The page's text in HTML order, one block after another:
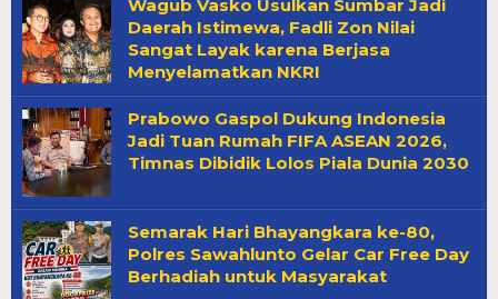
Wagub Vasko Usulkan Sumbar Jadi
Daerah Istimewa, Fadli Zon Nilai
Sangat Layak karena Berjasa
Menyelamatkan NKRI
Prabowo Gaspol Dukung Indonesia
Jadi Tuan Rumah FIFA ASEAN 2026,
Timnas Dibidik Lolos Piala Dunia 2030
Semarak Hari Bhayangkara ke-80,
Polres Sawahlunto Gelar Car Free Day
Berhadiah untuk Masyarakat